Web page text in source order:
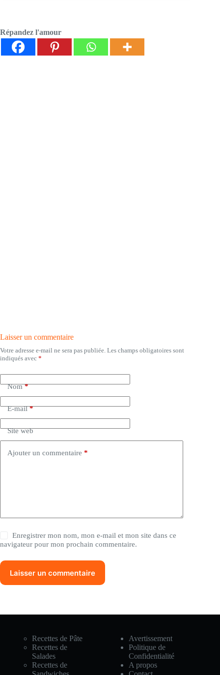
Répandez l'amour
Laisser un commentaire
Votre adresse e-mail ne sera pas publiée. Les champs obligatoires sont
indiqués avec *
Nom*
E-mail*
Site web
Ajouter un commentaire *
Enregistrer mon nom, mon e-mail et mon site dans ce
navigateur pour mon prochain commentaire.
Laisser un commentaire
Recettes de Pâte
Recettes de
Salades
Recettes de
Avertissement
Politique de
Confidentialité
A propos